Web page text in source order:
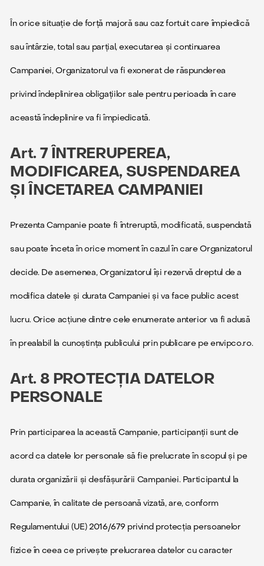
În orice situație de forță majoră sau caz fortuit care împiedică
sau întârzie, total sau parțial, executarea și continuarea
Campaniei, Organizatorul va fi exonerat de răspunderea
privind îndeplinirea obligațiilor sale pentru perioada în care
această îndeplinire va fi împiedicată.
Art. 7 ÎNTRERUPEREA,
MODIFICAREA, SUSPENDAREA
ȘI ÎNCETAREA CAMPANIEI
Prezenta Campanie poate fi întreruptă, modificată, suspendată
sau poate înceta în orice moment în cazul în care Organizatorul
decide. De asemenea, Organizatorul își rezervă dreptul de a
modifica datele și durata Campaniei și va face public acest
lucru. Orice acțiune dintre cele enumerate anterior va fi adusă
în prealabil la cunoștința publicului prin publicare pe envipco.ro.
Art. 8 PROTECȚIA DATELOR
PERSONALE
Prin participarea la această Campanie, participanții sunt de
acord ca datele lor personale să fie prelucrate în scopul și pe
durata organizării și desfășurării Campaniei. Participantul la
Campanie, în calitate de persoană vizată, are, conform
Regulamentului (UE) 2016/679 privind protecția persoanelor
fizice în ceea ce privește prelucrarea datelor cu caracter